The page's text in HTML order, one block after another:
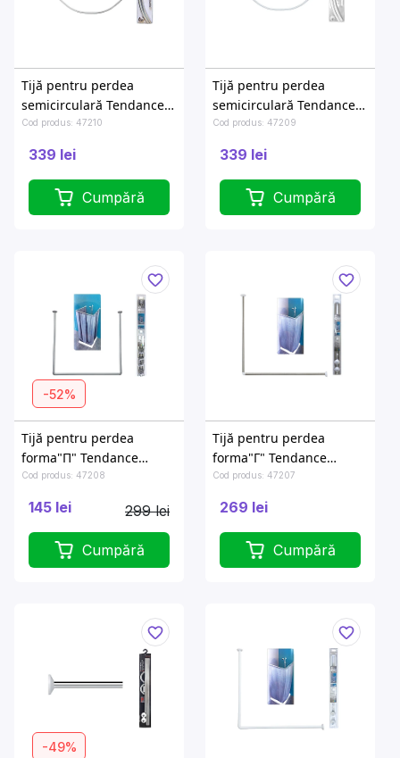
Tijă pentru perdea
semicirculară Tendance
90X90cm, aluminiu
Cod produs: 47210
339 lei
Cumpără
Tijă pentru perdea
semicirculară Tendance
90X90cm, albă, aluminiu
Cod produs: 47209
339 lei
Cumpără
-52%
Tijă pentru perdea
forma"П" Tendance
80X80cm, aluminiu
Cod produs: 47208
145 lei 299 lei
Cumpără
Tijă pentru perdea
forma"Г" Tendance
90X90cm, inox
Cod produs: 47207
269 lei
Cumpără
-49%